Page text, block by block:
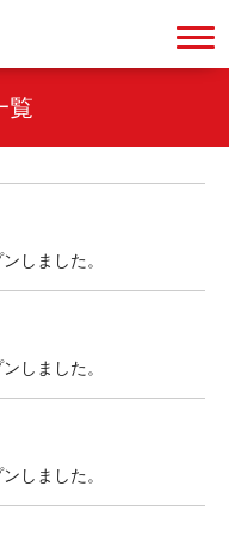
覧
しました。
しました。
しました。